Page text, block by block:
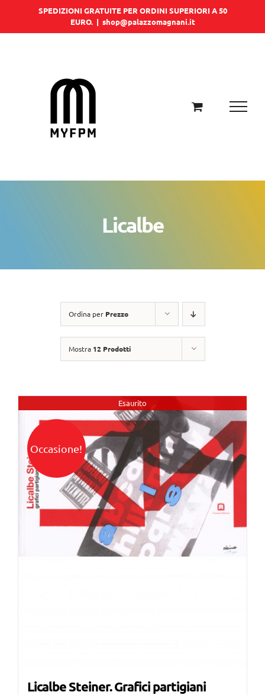
SPEDIZIONI GRATUITE PER ORDINI SUPERIORI A 50
EURO. | shop@palazzomagnani.it
Licalbe
Ordina per Prezzo
Mostra 12 Prodotti
Esaurito
Occasione!
Licalbe Steiner. Grafici partigiani